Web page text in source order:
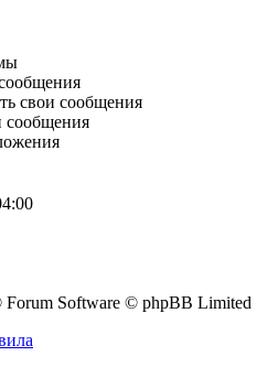
свои сообщения
сообщения
Software © phpBB Limited